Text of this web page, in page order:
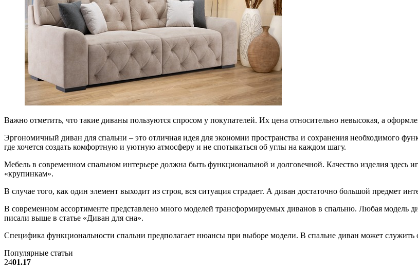
Важно отметить, что такие диваны пользуются спросом у покупателей. Их цена относительно невысокая, а
Эргономичный диван для спальни – это отличная идея для экономии пространства и сохранения необходимого
где хочется создать комфортную и уютную атмосферу и не спотыкаться об углы на каждом шагу.
Мебель в современном спальном интерьере должна быть функциональной и долговечной. Качество изделия
«крупинкам».
В случае того, как один элемент выходит из строя, вся ситуация страдает. А диван достаточно большой предмет
В современном ассортименте представлено много моделей трансформируемых диванов в спальню. Любая модель
писали выше в статье «Диван для сна».
Специфика функциональности спальни предполагает нюансы при выборе модели. В спальне диван может служить
Популярные статьи
2401.17